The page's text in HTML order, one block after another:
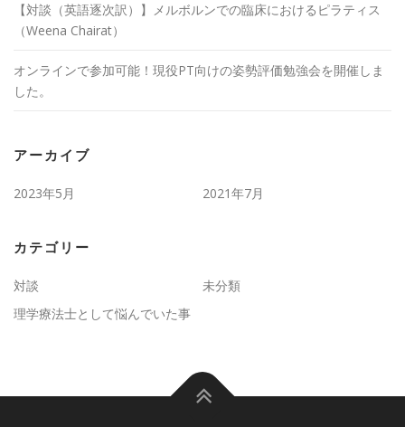
【対談（英語逐次訳）】メルボルンでの臨床におけるピラティス
（Weena Chairat）
オンラインで参加可能！現役PT向けの姿勢評価勉強会を開催しま
した。
アーカイブ
2023年5月 2021年7月
カテゴリー
対談
未分類
理学療法士として悩んでいた事